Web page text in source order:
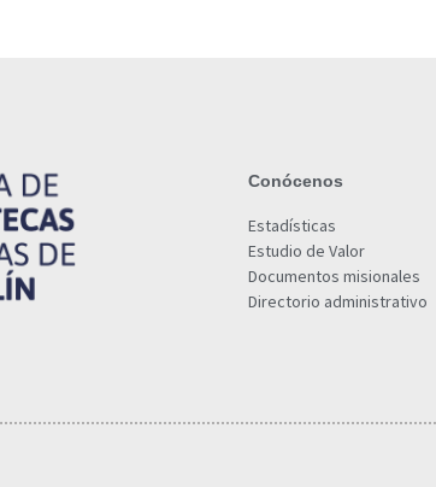
Conócenos
Estadísticas
Estudio de Valor
Documentos misionales
Directorio administrativo